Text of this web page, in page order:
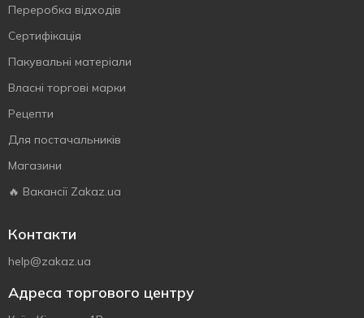
Переробка відходів
Сертифiкацiя
Пакувальні матеріали
Власнi торговi марки
Рецепти
Для постачальників
Магазини
🔥 Вакансії Zakaz.ua
Контакти
help@zakaz.ua
Адреса торгового центру